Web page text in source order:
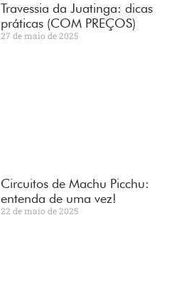
Travessia da Juatinga: dicas
práticas (COM PREÇOS)
27 de maio de 2025
Circuitos de Machu Picchu:
entenda de uma vez!
22 de maio de 2025